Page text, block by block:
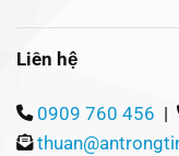
Liên hệ
0909 760 456 |